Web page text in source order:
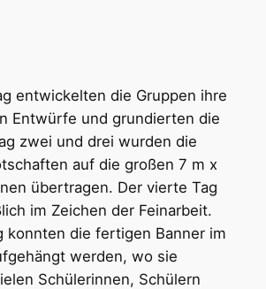
entwickelten die Gruppen ihre
Entwürfe und grundierten die
zwei und drei wurden die
auf die großen 7 m x
übertragen. Der vierte Tag
im Zeichen der Feinarbeit.
konnten die fertigen Banner im
werden, wo sie
Schülerinnen, Schülern